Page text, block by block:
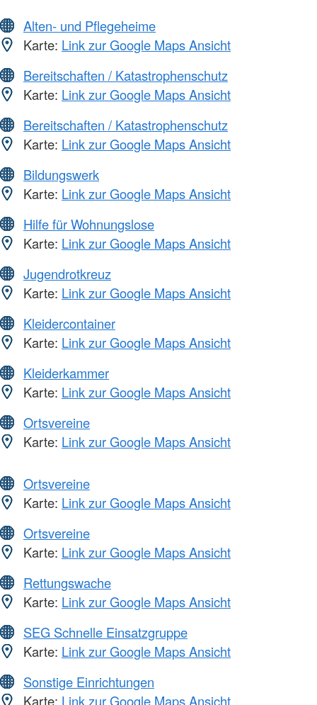
Alten- und Pflegeheime
Karte: Link zur Google Maps Ansicht
Bereitschaften / Katastrophenschutz
Karte: Link zur Google Maps Ansicht
Bereitschaften / Katastrophenschutz
Karte: Link zur Google Maps Ansicht
Bildungswerk
Karte: Link zur Google Maps Ansicht
Hilfe für Wohnungslose
Karte: Link zur Google Maps Ansicht
Jugendrotkreuz
Karte: Link zur Google Maps Ansicht
Kleidercontainer
Karte: Link zur Google Maps Ansicht
Kleiderkammer
Karte: Link zur Google Maps Ansicht
Ortsvereine
Karte: Link zur Google Maps Ansicht
Ortsvereine
Karte: Link zur Google Maps Ansicht
Ortsvereine
Karte: Link zur Google Maps Ansicht
Rettungswache
Karte: Link zur Google Maps Ansicht
SEG Schnelle Einsatzgruppe
Karte: Link zur Google Maps Ansicht
Sonstige Einrichtungen
Karte: Link zur Google Maps Ansicht